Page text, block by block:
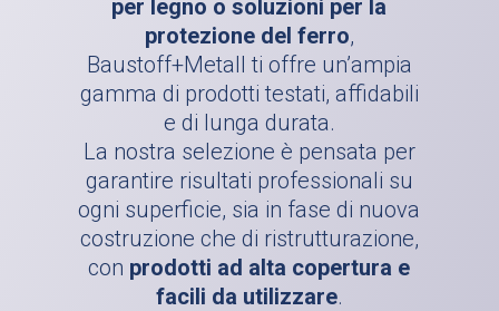
per legno o soluzioni per la
protezione del ferro,
Baustoff+Metall ti offre un’ampia
gamma di prodotti testati, affidabili
e di lunga durata.
La nostra selezione è pensata per
garantire risultati professionali su
ogni superficie, sia in fase di nuova
costruzione che di ristrutturazione,
con prodotti ad alta copertura e
facili da utilizzare.